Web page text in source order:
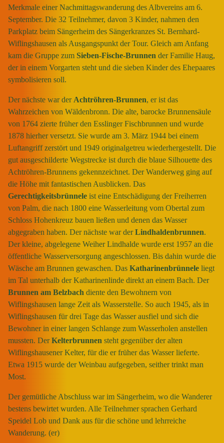
Merkmale einer Nachmittagswanderung des Albvereins am 6.
September. Die 32 Teilnehmer, davon 3 Kinder, nahmen den
Parkplatz beim Sängerheim des Sängerkranzes St. Bernhard-
Wiflingshausen als Ausgangspunkt der Tour. Gleich am Anfang
kam die Gruppe zum Sieben-Fische-Brunnen der Familie Haug,
der in einem Vorgarten steht und die sieben Kinder des Ehepaares
symbolisieren soll.
Der nächste war der Achtröhren-Brunnen, er ist das
Wahrzeichen von Wäldenbronn. Die alte, barocke Brunnensäule
von 1764 zierte früher den Esslinger Fischbrunnen und wurde
1878 hierher versetzt. Sie wurde am 3. März 1944 bei einem
Luftangriff zerstört und 1949 originalgetreu wiederhergestellt. Die
gut ausgeschilderte Wegstrecke ist durch die blaue Silhouette des
Achtröhren-Brunnens gekennzeichnet. Der Wanderweg ging auf
die Höhe mit fantastischen Ausblicken. Das
Gerechtigkeitsbrünnele ist eine Entschädigung der Freiherren
von Palm, die nach 1800 eine Wasserleitung vom Obertal zum
Schloss Hohenkreuz bauen ließen und denen das Wasser
abgegraben haben. Der nächste war derLindhaldenbrunnen.
Der kleine, abgelegene Weiher Lindhalde wurde erst 1957 an die
öffentliche Wasserversorgung angeschlossen. Bis dahin wurde die
Wäsche am Brunnen gewaschen. Das Katharinenbrünnele liegt
im Tal unterhalb der Katharinenlinde direkt an einem Bach. Der
Brunnen am Belzbach diente den Bewohnern von
Wiflingshausen lange Zeit als Wasserstelle. So auch 1945, als in
Wiflingshausen für drei Tage das Wasser ausfiel und sich die
Bewohner in einer langen Schlange zum Wasserholen anstellen
mussten. DerKelterbrunnen steht gegenüber der alten
Wiflingshausener Kelter, für die er früher das Wasser lieferte.
Etwa 1915 wurde der Weinbau aufgegeben, seither trinkt man
Most.
Der gemütliche Abschluss war im Sängerheim, wo die Wanderer
bestens bewirtet wurden. Alle Teilnehmer sprachen Gerhard
Speidel Lob und Dank aus für die schöne und lehrreiche
Wanderung. (er)